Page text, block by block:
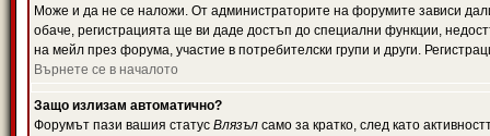
Може и да не се наложи. От администраторите на форумите зависи
обаче, регистрацията ще ви даде достъп до специални функции,
на мейл през форума, участие в потребителски групи и други.
Върнете се в началото
Защо излизам автоматично?
Форумът пази вашия статус Влязъл само за кратко, след като